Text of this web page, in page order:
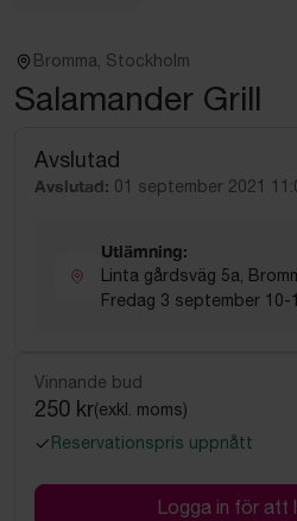
Bromma, Stockholm
Salamander Grill
Avslutad
Avslutad: 01 september 2021
Utlämning:
Linta gårdsväg 5a,
Fredag 3 september 10-
Vinnande bud
250 kr(exkl. moms)
Reservationspris uppnått
Logga in för att